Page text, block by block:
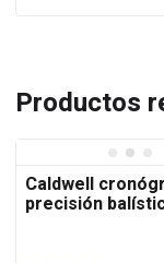
Productos
Caldwell
precisión